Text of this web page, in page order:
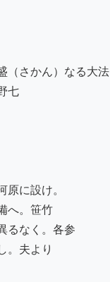
（さかん）なる大法
七
に設け。
へ。笹竹
るなく。各参
。夫より